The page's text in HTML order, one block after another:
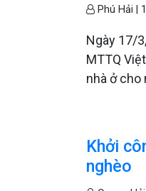
Phú Hải |
Ngày 17/
MTTQ
nhà ở cho
Khởi
nghèo